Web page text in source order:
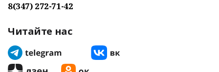
8(347) 272-71-42
Читайте нас